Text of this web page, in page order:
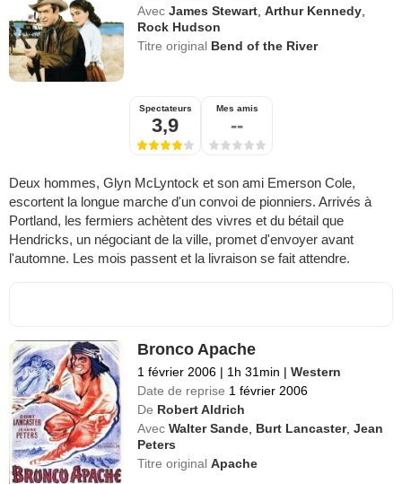
Avec James Stewart ,Arthur Kennedy
Rock Hudson
Titre original Bend of the River
Spectateurs
3,9
Mes amis
--
Deux hommes, Glyn McLyntock et son ami Emerson Cole,
escortent la longue marche d'un convoi de pionniers. Arrivés à
Portland, les fermiers achètent des vivres et du bétail que
Hendricks, un négociant de la ville, promet d'envoyer avant
l'automne. Les mois passent et la livraison se fait attendre.
Bronco Apache
1 février 2006 | 1h 31min | Western
Date de reprise 1 février 2006
De Robert Aldrich
Avec Walter Sande Burt Lancaster,Jean
Peters
Titre originalApache